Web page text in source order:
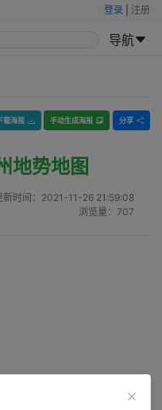
登录 注册
导航
载海报 手动生成海报 分享
地势地图
新时间： 2021-11-26 21:59:08
浏览量： 707